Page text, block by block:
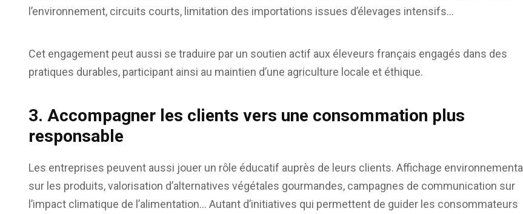
l’environnement, circuits courts, limitation des importations issues d’élevages intensifs…
Cet engagement peut aussi se traduire par un soutien actif aux éleveurs français engagés dans des
pratiques durables, participant ainsi au maintien d’une agriculture locale et éthique.
3. Accompagner les clients vers une consommation plus
responsable
Les entreprises peuvent aussi jouer un rôle éducatif auprès de leurs clients. Affichage environnemental
sur les produits, valorisation d’alternatives végétales gourmandes, campagnes de communication sur
l’impact climatique de l’alimentation… Autant d’initiatives qui permettent de guider les consommateurs